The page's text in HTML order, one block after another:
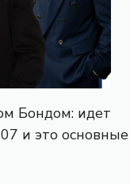
Бондом: идет
и это основные